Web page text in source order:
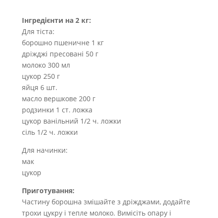
Інгредієнти на 2 кг:
Для тіста:
борошно пшеничне 1 кг
дріжджі пресовані 50 г
молоко 300 мл
цукор 250 г
яйця 6 шт.
масло вершкове 200 г
родзинки 1 ст. ложка
цукор ванільний 1/2 ч. ложки
сіль 1/2 ч. ложки
Для начинки:
мак
цукор
Приготування:
Частину борошна змішайте з дріжджами, додайте
трохи цукру і тепле молоко. Вимісіть опару і